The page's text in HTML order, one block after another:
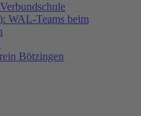
WAL-Teams beim
Bötzingen